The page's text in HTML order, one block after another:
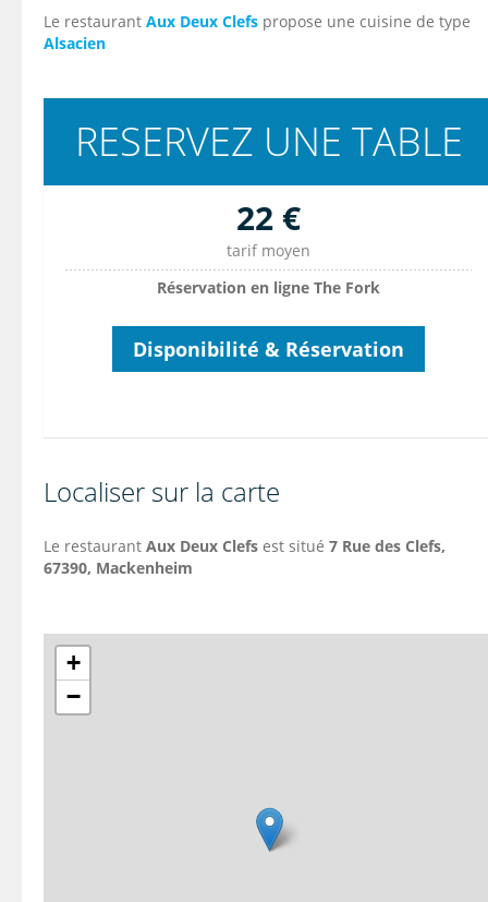
Le restaurant Aux Deux Clefs propose une cuisine de type
Alsacien
RESERVEZ UNE TABLE
22 €
tarif moyen
Réservation en ligne The Fork
Disponibilité & Réservation
Localiser sur la carte
Le restaurant Aux Deux Clefs est situé 7 Rue des Clefs,
67390, Mackenheim
+
−